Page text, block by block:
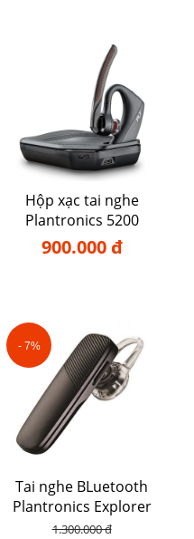
Hộp xạc tai nghe
Plantronics 5200
900.000 đ
- 7%
Tai nghe BLuetooth
Plantronics Explorer
500
1.300.000 đ